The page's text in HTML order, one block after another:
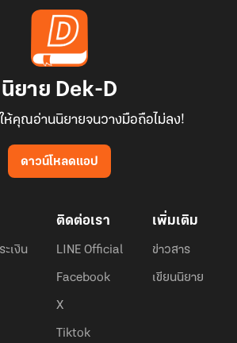
นิยาย Dek-D
ห้คุณอ่านนิยายจนวางมือถือไม่ลง!
ดาวน์โหลดแอป
ะเงิน
ติดต่อเรา
LINE Official
Facebook
X
Tiktok
เพิ่มเติม
ข่าวสาร
เขียนนิยาย